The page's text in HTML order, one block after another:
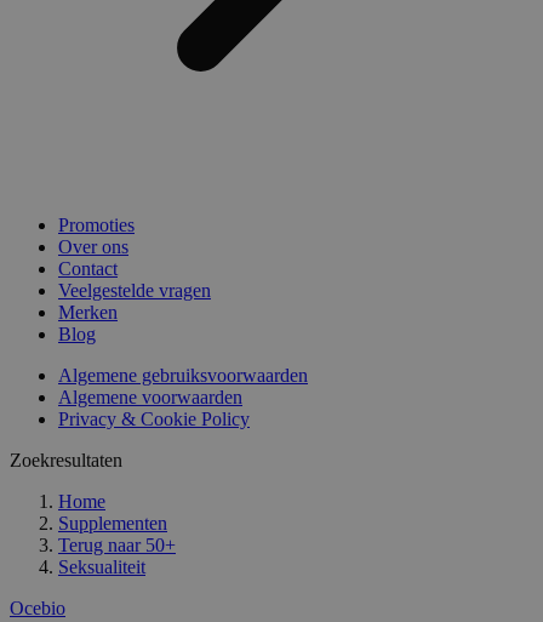
Promoties
Over ons
Contact
Veelgestelde vragen
Merken
Blog
Algemene gebruiksvoorwaarden
Algemene voorwaarden
Privacy & Cookie Policy
Zoekresultaten
Home
Supplementen
Terug naar 50+
Seksualiteit
Ocebio